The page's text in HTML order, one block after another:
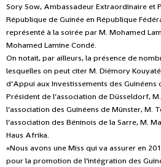
Sory Sow, Ambassadeur Extraordinaire et
République de Guinée en République
représenté à la soirée par M. Mohamed
Mohamed Lamine Condé.
On notait, par ailleurs, la présence de
lesquelles on peut citer M. Diémory
d’Appui aux Investissements des Guinéens
Président de l’association de Düsseldorf,
l’association des Guinéens de Münster, M.
l’association des Béninois de la Sarre, M.
Haus Afrika.
«Nous avons une Miss qui va assurer en
pour la promotion de l’intégration des